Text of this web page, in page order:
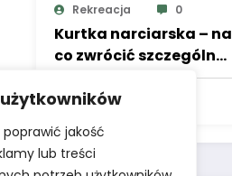
jakość
lub treści
Rekreacja 0
Kurtka narciarska – na
co zwrócić szczególną
2023-12-07